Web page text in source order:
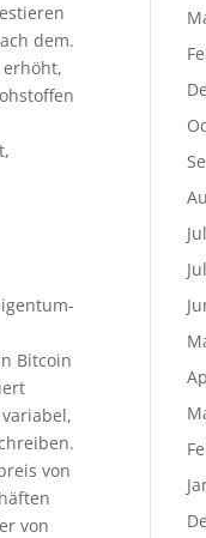
dem.
erhöht,
Bitcoin
von
von